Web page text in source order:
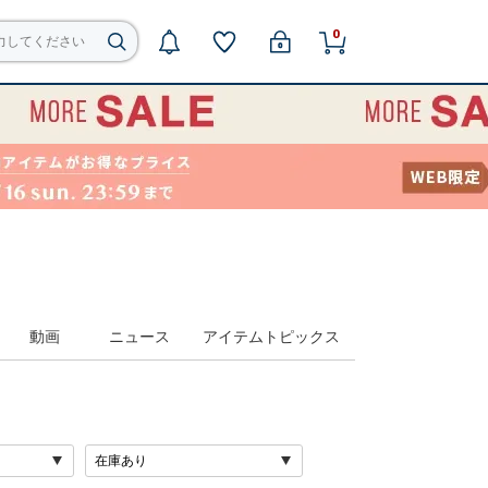
0
動画 ニュース アイテムトピックス